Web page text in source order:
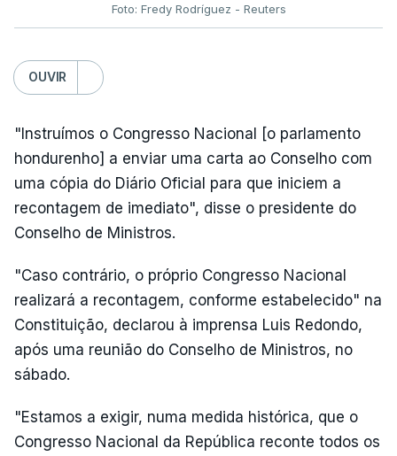
Foto: Fredy Rodríguez - Reuters
OUVIR
"Instruímos o Congresso Nacional [o parlamento
hondurenho] a enviar uma carta ao Conselho com
uma cópia do Diário Oficial para que iniciem a
recontagem de imediato", disse o presidente do
Conselho de Ministros.
"Caso contrário, o próprio Congresso Nacional
realizará a recontagem, conforme estabelecido" na
Constituição, declarou à imprensa Luis Redondo,
após uma reunião do Conselho de Ministros, no
sábado.
"Estamos a exigir, numa medida histórica, que o
Congresso Nacional da República reconte todos os